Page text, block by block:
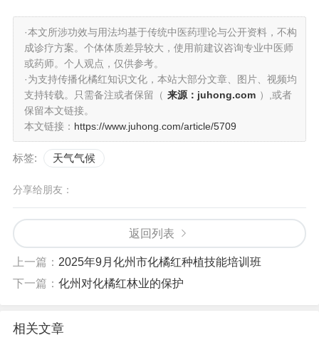
·本文所涉功效与用法均基于传统中医药理论与公开资料，不构
成诊疗方案。个体体质差异较大，使用前建议咨询专业中医师
或药师。个人观点，仅供参考。
·为支持传播化橘红知识文化，本站大部分文章、图片、视频均
支持转载。只需备注或者保留（ 来源：juhong.com ）,或者
保留本文链接。
本文链接： https://www.juhong.com/article/5709
标签: 天气气候
分享给朋友：
返回列表
上一篇： 2025年9月化州市化橘红种植技能培训班
下一篇： 化州对化橘红林业的保护
相关文章